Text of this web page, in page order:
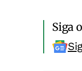
Siga